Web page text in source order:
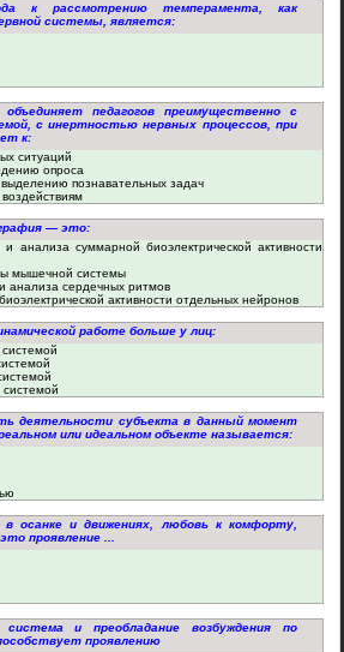
к рассмотрению темперамента, как
системы, является:
педагогов преимущественно с
с инертностью нервных процессов, при
к:
ситуаций
опроса
познавательных задач
— это:
анализа суммарной биоэлектрической активности
мышечной системы
анализа сердечных ритмов
активности отдельных нейронов
работе больше у лиц:
деятельности субъекта в данный момент
или идеальном объекте называется:
в осанке и движениях, любовь к комфорту,
проявление ...
и преобладание возбуждения по
проявлению